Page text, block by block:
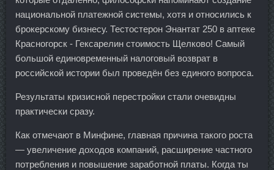
национальной платежной системы, хотя и относились к
брокерскому бизнесу. Тестостерон Энантат 250 в аптеке
Красногорск - Гексарелин стоимость Щелково! Самый
большой единовременный налоговый возврат в
российской истории был проведён без единого вопроса.
Результаты кризисной перестройки стали очевидны
практически сразу.
Как отмечают в Минфине, главная причина такого роста
— увеличение доходов компаний, расширение частного
потребления и повышение заработной платы. Когда ты